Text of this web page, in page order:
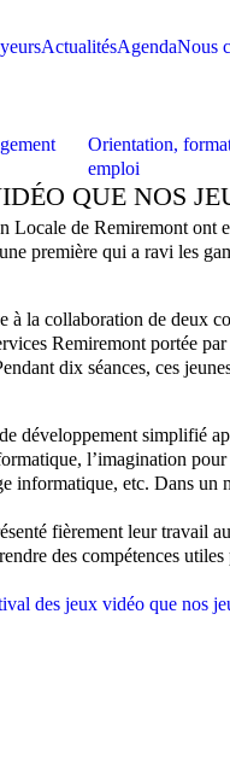
Orientation,
emploi
ActualitésAgendaNous
QUE NOS
de Remiremont ont
première qui a ravi les
à la collaboration de
Remiremont portée
dix séances, ces
développement simplifié
l’imagination
informatique, etc. Dans
fièrement leur travail
des compétences